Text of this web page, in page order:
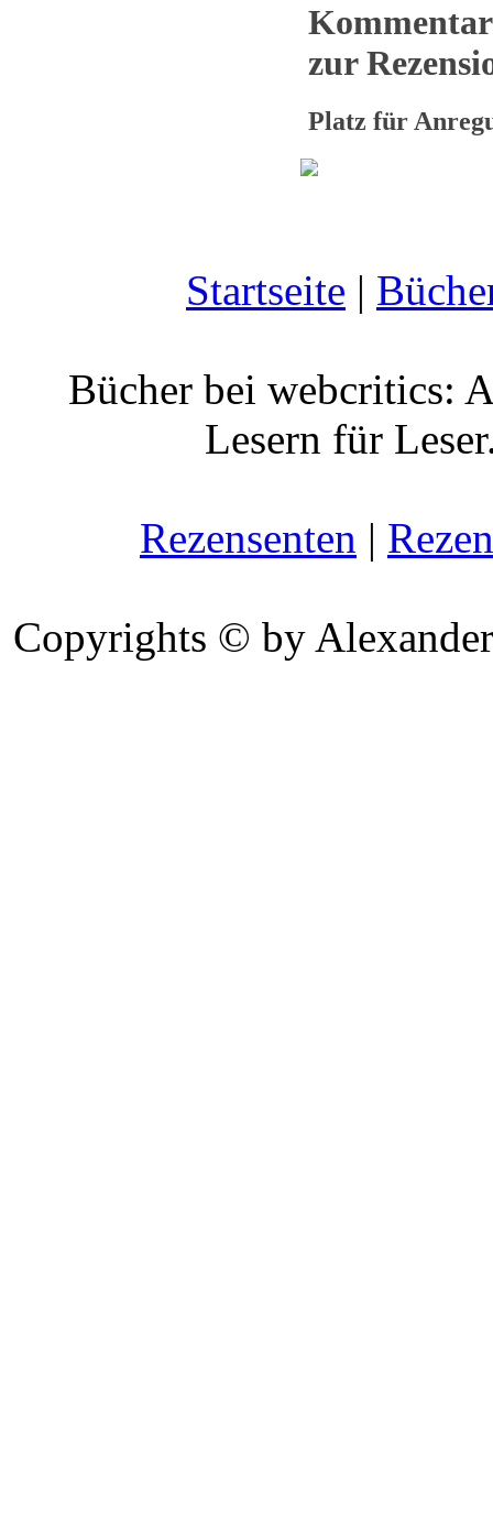
zur
Platz für
Startseite |
Bücher bei webcritics:
Lesern für
Rezensenten |
Copyrights © by